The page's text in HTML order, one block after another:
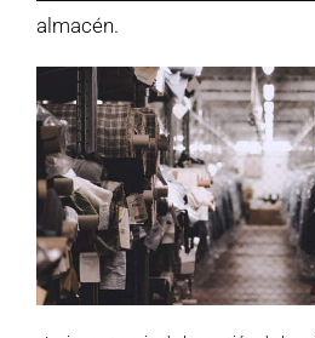
almacén.